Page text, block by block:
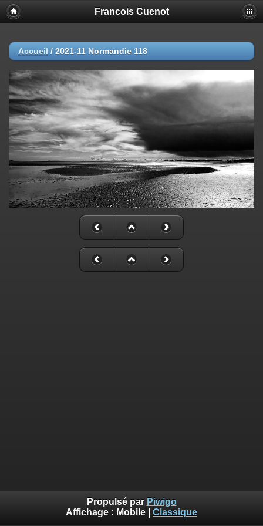
Francois Cuenot
Accueil / 2021-11 Normandie 118
Propulsé par Piwigo
Affichage : Mobile Classique